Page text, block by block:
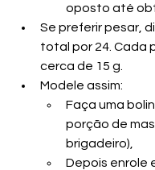
oposto até
Se preferir pesar,
total por 24. Cada
cerca de 15 g.
Modele assim:
Faça uma
porção de
brigadeiro),
Depois enrole